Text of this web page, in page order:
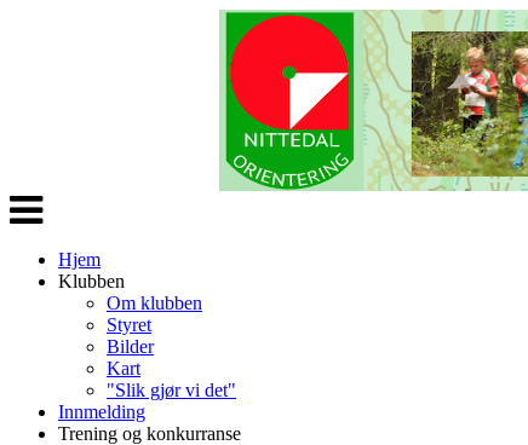
Veksle
navigasjon
Hjem
Klubben
Om klubben
Styret
Bilder
Kart
"Slik gjør vi det"
Innmelding
Trening og konkurranse